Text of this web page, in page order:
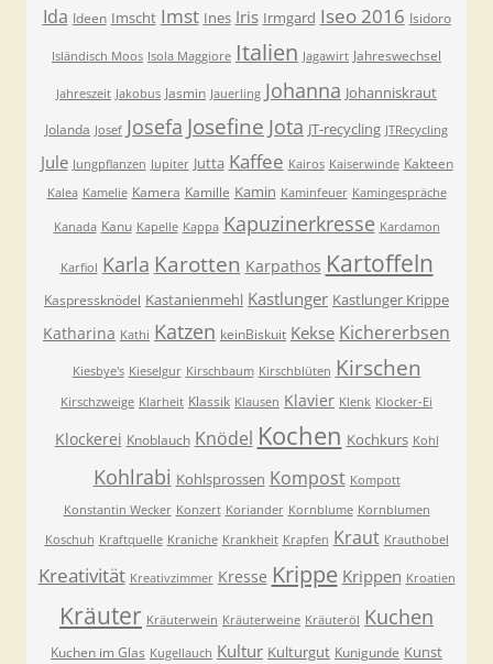
Ida Ideen Imscht Imst Ines Iris Irmgard Iseo 2016 Isidoro
Isländisch Moos Isola Maggiore Italien Jagawirt Jahreswechsel
Jahreszeit Jakobus Jasmin Jauerling Johanna Johanniskraut
Jolanda Josef Josefa Josefine Jota JT-recycling JTRecycling
Jule Jungpflanzen Jupiter Jutta Kaffee Kairos Kaiserwinde Kakteen
Kalea Kamelie Kamera Kamille Kamin Kaminfeuer Kamingespräche
Kanada Kanu Kapelle Kappa Kapuzinerkresse Kardamon
Karfiol Karla Karotten Karpathos Kartoffeln
Kaspressknödel Kastanienmehl Kastlunger Kastlunger Krippe
Katharina Kathi Katzen keinBiskuit Kekse Kichererbsen
Kiesbye's Kieselgur Kirschbaum Kirschblüten Kirschen
Kirschzweige Klarheit Klassik Klausen Klavier Klenk Klocker-Ei
Klockerei Knoblauch Knödel Kochen Kochkurs Kohl
Kohlrabi Kohlsprossen Kompost Kompott
Konstantin Wecker Konzert Koriander Kornblume Kornblumen
Koschuh Kraftquelle Kraniche Krankheit Krapfen Kraut Krauthobel
Kreativität Kreativzimmer Kresse Krippe Krippen Kroatien
Kräuter Kräuterwein Kräuterweine Kräuteröl Kuchen
Kuchen im Glas Kugellauch Kultur Kulturgut Kunigunde Kunst